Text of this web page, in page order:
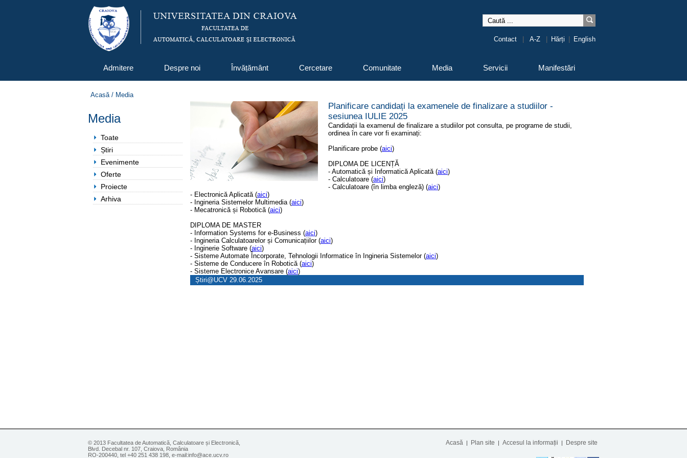
Contact A-Z Hărți English
Admitere Despre noi Învățământ Cercetare Comunitate Media Servicii Manifestări
Acasă/ Media
Media
Toate
Știri
Evenimente
Oferte
Proiecte
Arhiva
Planificare candidați la examenele de finalizare a studiilor -
sesiunea IULIE 2025
Candidații la examenul de finalizare a studiilor pot consulta, pe programe de studii,
ordinea în care vor fi examinați:
Planificare probe (aici)
DIPLOMA DE LICENȚĂ
- Automatică și Informatică Aplicată (aici)
- Calculatoare (aici)
- Calculatoare (în limba engleză) (aici)
- Electronică Aplicată (aici)
- Ingineria Sistemelor Multimedia (aici)
- Mecatronică și Robotică (aici)
DIPLOMA DE MASTER
- Information Systems for e-Business (aici)
- Ingineria Calculatoarelor și Comunicațiilor (aici)
- Inginerie Software (aici)
- Sisteme Automate Încorporate, Tehnologii Informatice în Ingineria Sistemelor (aici)
- Sisteme de Conducere în Robotică (aici)
- Sisteme Electronice Avansare (aici)
Știri@UCV 29.06.2025
© 2013 Facultatea de Automatică, Calculatoare și Electronică,
Blvd. Decebal nr. 107, Craiova, România
RO-200440, tel +40 251 438 198, e-mail:info@ace.ucv.ro
Acasă | Plan site | Accesul la informații | Despre site